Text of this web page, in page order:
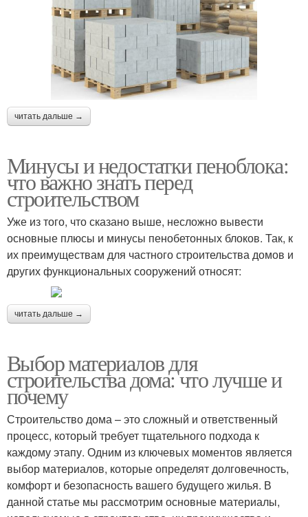
читать дальше →
Минусы и недостатки пеноблока:
что важно знать перед
строительством
Уже из того, что сказано выше, несложно вывести
основные плюсы и минусы пенобетонных блоков. Так, к
их преимуществам для частного строительства домов и
других функциональных сооружений относят:
читать дальше →
Выбор материалов для
строительства дома: что лучше и
почему
Строительство дома – это сложный и ответственный
процесс, который требует тщательного подхода к
каждому этапу. Одним из ключевых моментов является
выбор материалов, которые определят долговечность,
комфорт и безопасность вашего будущего жилья. В
данной статье мы рассмотрим основные материалы,